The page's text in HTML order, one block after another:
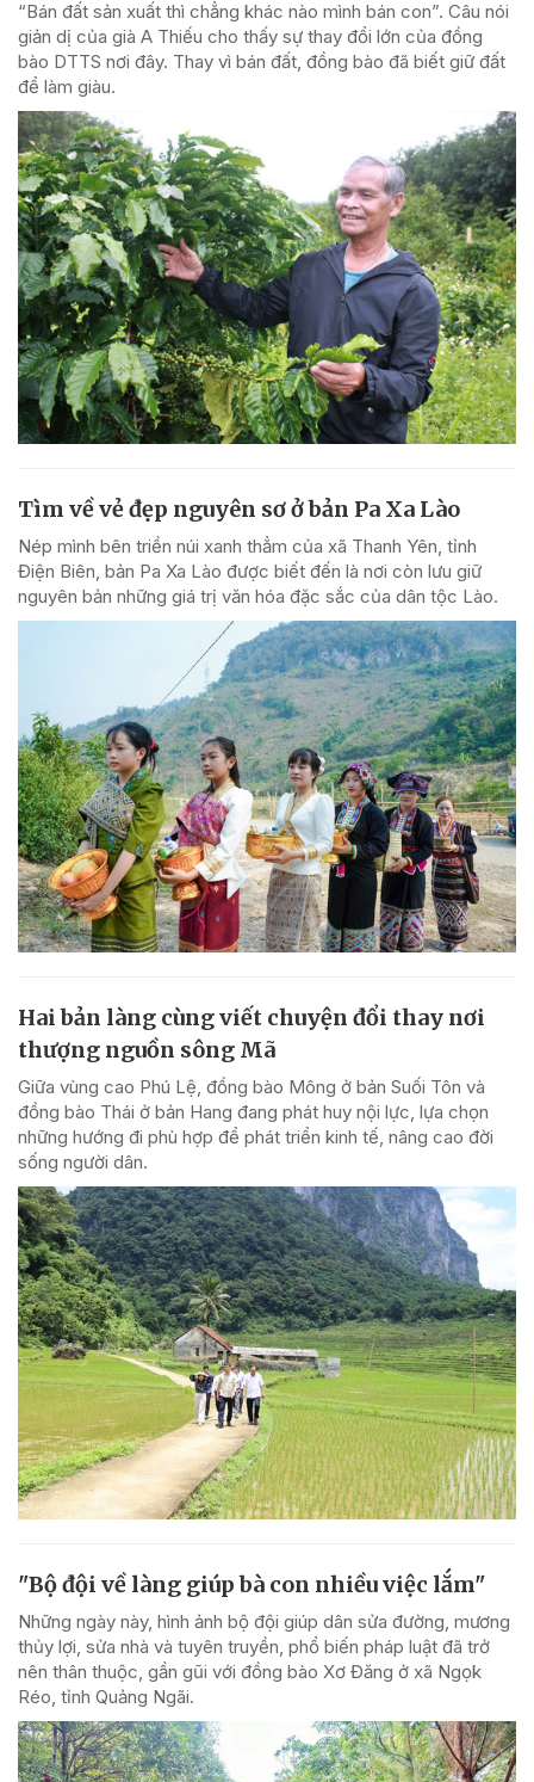
“Bán đất sản xuất thì chẳng khác nào mình bán con”. Câu nói
giản dị của già A Thiếu cho thấy sự thay đổi lớn của đồng
bào DTTS nơi đây. Thay vì bán đất, đồng bào đã biết giữ đất
để làm giàu.
Tìm về vẻ đẹp nguyên sơ ở bản Pa Xa Lào
Nép mình bên triền núi xanh thẳm của xã Thanh Yên, tỉnh
Điện Biên, bản Pa Xa Lào được biết đến là nơi còn lưu giữ
nguyên bản những giá trị văn hóa đặc sắc của dân tộc Lào.
Hai bản làng cùng viết chuyện đổi thay nơi
thượng nguồn sông Mã
Giữa vùng cao Phú Lệ, đồng bào Mông ở bản Suối Tôn và
đồng bào Thái ở bản Hang đang phát huy nội lực, lựa chọn
những hướng đi phù hợp để phát triển kinh tế, nâng cao đời
sống người dân.
"Bộ đội về làng giúp bà con nhiều việc lắm"
Những ngày này, hình ảnh bộ đội giúp dân sửa đường, mương
thủy lợi, sửa nhà và tuyên truyền, phổ biến pháp luật đã trở
nên thân thuộc, gần gũi với đồng bào Xơ Đăng ở xã Ngọk
Réo, tỉnh Quảng Ngãi.